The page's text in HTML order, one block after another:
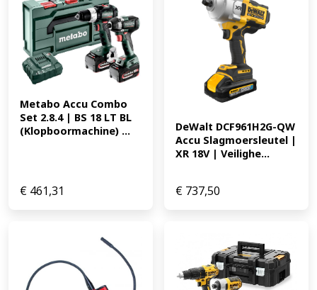
Metabo Accu Combo
Set 2.8.4 | BS 18 LT BL
(Klopboormachine) ...
€ 461,31
DeWalt DCF961H2G-QW
Accu Slagmoersleutel |
XR 18V | Veilighe...
€ 737,50